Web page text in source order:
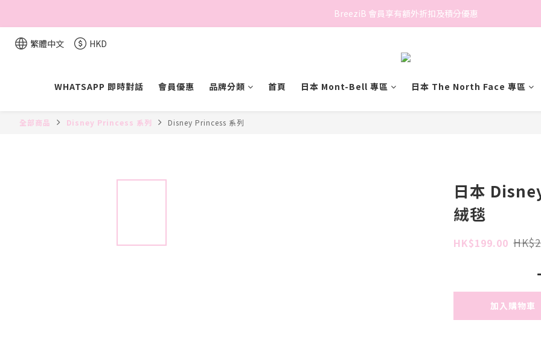
香港地區滿$500免費送貨 (離島區及偏遠地區除外)
BreeziB 會員享有額外折扣及積分優惠
繁體中文 HKD
WHATSAPP 即時對話 會員優惠 品牌分類 首頁 日本 Mont-Bell 專區 日本 The North Face 專區
全部商品 Disney Princess 系列 Disney Princess 系列
日本
絨毯
HK$199.00
加入購物車